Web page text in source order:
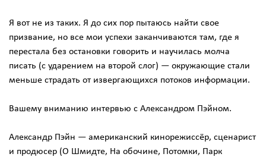
Я вот не из таких. Я до сих пор пытаюсь найти свое
призвание, но все мои успехи заканчиваются там, где я
перестала без остановки говорить и научилась молча
писать (с ударением на второй слог) — окружающие стали
меньше страдать от извергающихся потоков информации.
Вашему вниманию интервью с Александром Пэйном.
Александр Пэйн — американский кинорежиссёр, сценарист
и продюсер (О Шмидте, На обочине, Потомки, Парк